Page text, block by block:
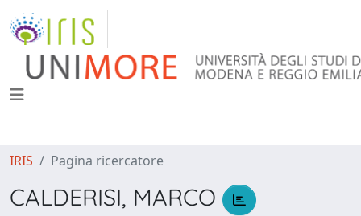
IRIS Pagina ricercatore
CALDERISI, MARCO